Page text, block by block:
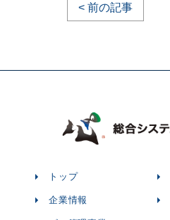
< 前の記事
トップ
企業情報